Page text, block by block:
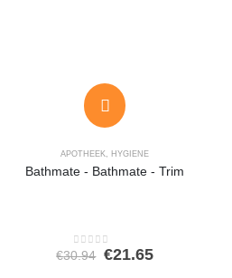
APOTHEEK HYGIENE
Bathmate - Bathmate - Trim
0out of 5
€30.94 Oorspronkelijke
€21.65Huidige